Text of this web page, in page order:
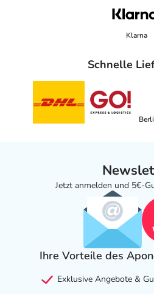
Angaben gem. EU-
Klarna
Schnelle
Jetzt anmelden und 5€-
Ihre Vorteile des
Exklusive Angebote &